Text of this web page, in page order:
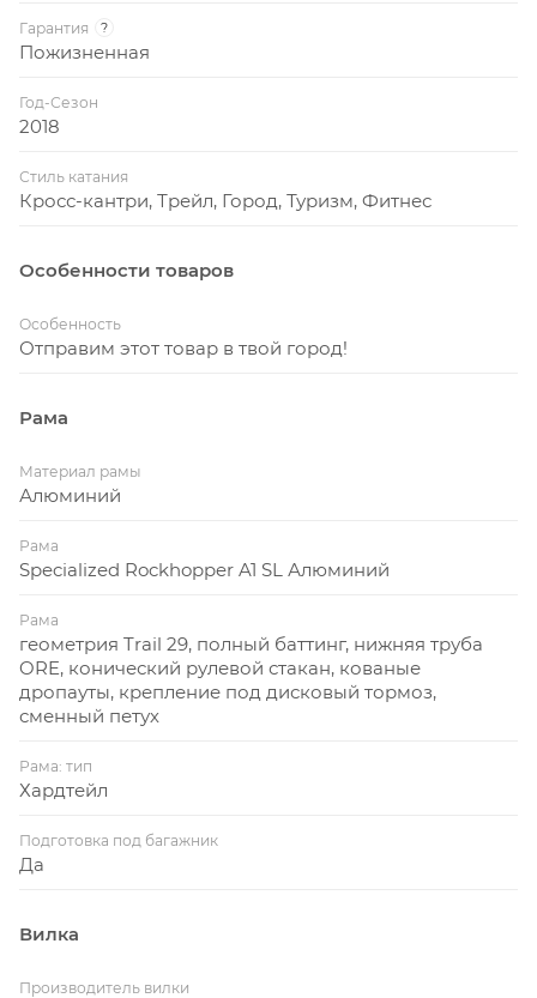
Гарантия ?
Пожизненная
Год-Сезон
2018
Стиль катания
Кросс-кантри, Трейл, Город, Туризм, Фитнес
Особенности товаров
Особенность
Отправим этот товар в твой город!
Рама
Материал рамы
Алюминий
Рама
Specialized Rockhopper A1 SL Алюминий
Рама
геометрия Trail 29, полный баттинг, нижняя труба
ORE, конический рулевой стакан, кованые
дропауты, крепление под дисковый тормоз,
сменный петух
Рама: тип
Хардтейл
Подготовка под багажник
Да
Вилка
Производитель вилки